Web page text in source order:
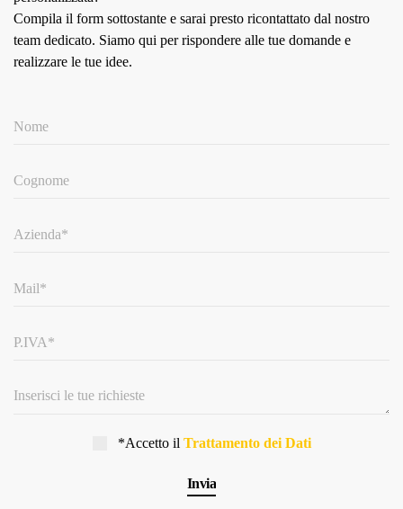
Compila il form sottostante e sarai presto ricontattato dal nostro
team dedicato. Siamo qui per rispondere alle tue domande e
realizzare le tue idee.
*Accetto il Trattamento dei Dati